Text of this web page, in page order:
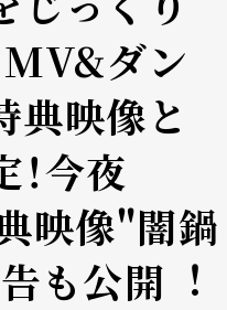
MV&ダン
映像と
今夜
映像"闇鍋
も公開︕